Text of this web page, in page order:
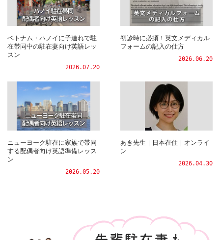
ベトナム・ハノイに子連れで駐
在帯同中の駐在妻向け英語レッ
スン
2026.07.20
初診時に必須！英文メディカル
フォームの記入の仕方
2026.06.20
ニューヨーク駐在に家族で帯同
する配偶者向け英語準備レッス
ン
2026.05.20
あき先生｜日本在住｜オンライ
ン
2026.04.30